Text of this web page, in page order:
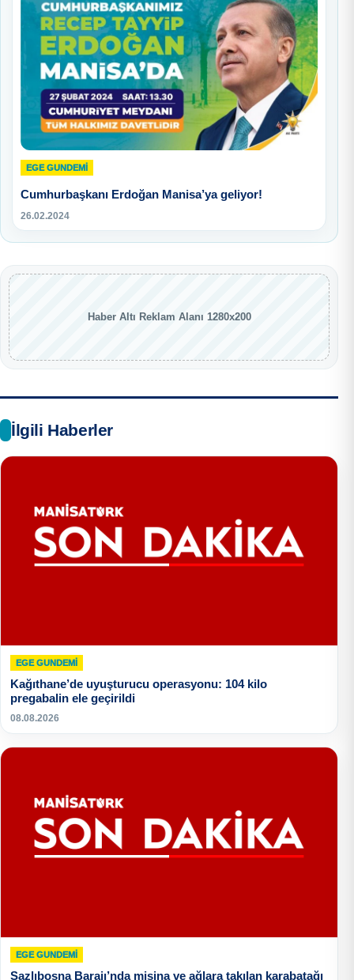
EGE GUNDEMİ
Cumhurbaşkanı Erdoğan Manisa’ya geliyor!
26.02.2024
Haber Altı Reklam Alanı 1280x200
İlgili Haberler
EGE GUNDEMİ
Kağıthane’de uyuşturucu operasyonu: 104 kilo
pregabalin ele geçirildi
08.08.2026
EGE GUNDEMİ
Sazlıbosna Barajı’nda misina ve ağlara takılan karabatağı